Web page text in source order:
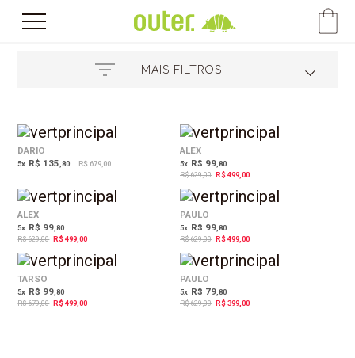
MAIS FILTROS
DARIO
5x R$ 135 ,80 | R$ 679,00
ALEX
5x R$ 99,80
R$ 629,00 R$ 499,00
ALEX
5x R$ 99 ,80
R$ 629,00 R$ 499,00
PAULO
5x R$ 99,80
R$ 629,00 R$ 499,00
TARSO
5x R$ 99 ,80
R$ 679,00 R$ 499,00
PAULO
5x R$ 79,80
R$ 629,00 R$ 399,00